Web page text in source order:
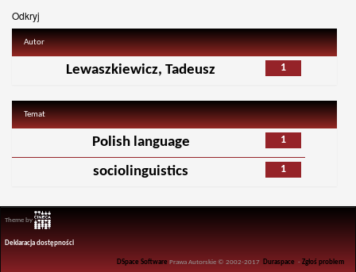
Odkryj
Autor
1
Lewaszkiewicz, Tadeusz
Temat
1
Polish language
1
sociolinguistics
Theme by
Deklaracja dostępności
DSpace Software Prawa Autorskie © 2002-2017 Duraspace -Zgłoś problem